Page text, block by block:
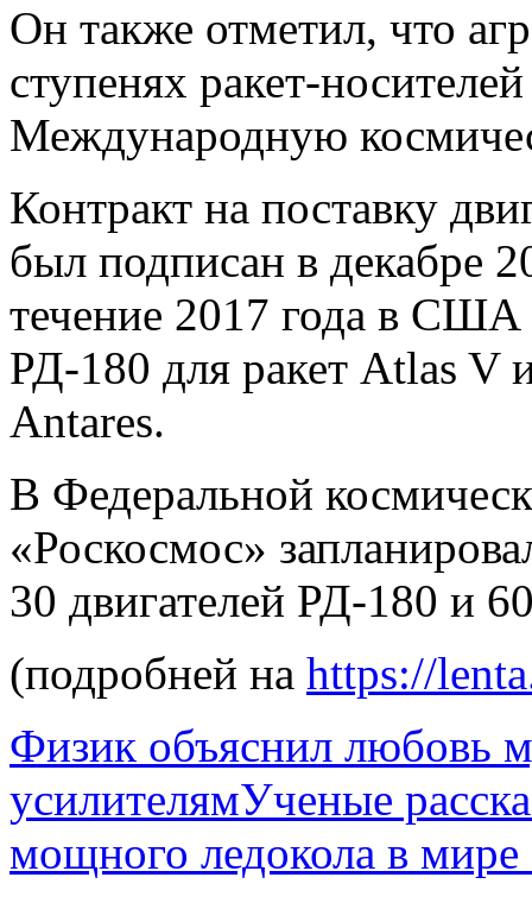
Он также отметил, что
ступенях ракет-
Международную
Контракт на поставку
был подписан в декабре
течение 2017 года в США
РД-180 для ракет Atlas V
Antares.
В Федеральной
«Роскосмос»
30 двигателей РД-180 и
(подробней на https://
Физик объяснил любовь
усилителямУченые
мощного ледокола в